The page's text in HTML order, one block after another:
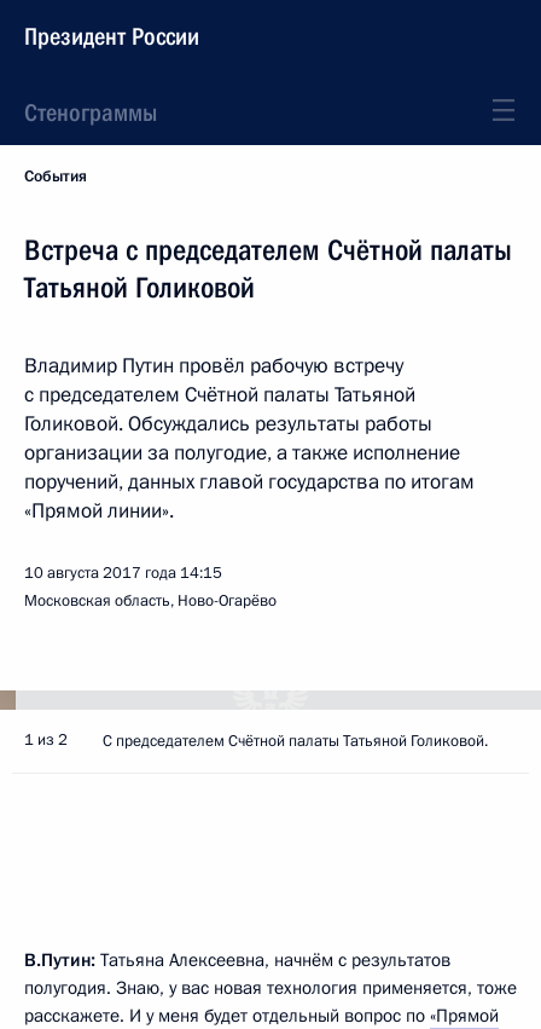
Президент России
Стенограммы
События
Встреча с председателем Счётной палаты
Татьяной Голиковой
Владимир Путин провёл рабочую встречу
с председателем Счётной палаты Татьяной
Голиковой. Обсуждались результаты работы
организации за полугодие, а также исполнение
поручений, данных главой государства по итогам
«Прямой линии».
10 августа 2017 года 14:15
Московская область, Ново-Огарёво
1 из 2 С председателем Счётной палаты Татьяной Голиковой.
В.Путин: Татьяна Алексеевна, начнём с результатов
полугодия. Знаю, у вас новая технология применяется, тоже
расскажете. И у меня будет отдельный вопрос по «Прямой